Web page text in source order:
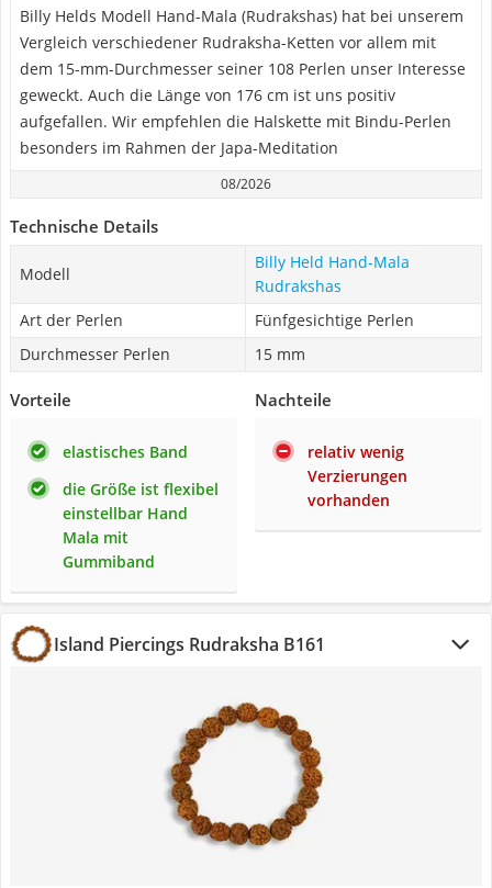
Billy Helds Modell Hand-Mala (Rudrakshas) hat bei unserem
Vergleich verschiedener Rudraksha-Ketten vor allem mit
dem 15-mm-Durchmesser seiner 108 Perlen unser Interesse
geweckt. Auch die Länge von 176 cm ist uns positiv
aufgefallen. Wir empfehlen die Halskette mit Bindu-Perlen
besonders im Rahmen der Japa-Meditation
08/2026
Technische Details
Modell
Billy Held Hand-Mala
Rudrakshas
Art der Perlen
Fünfgesichtige Perlen
Durchmesser Perlen
15 mm
Vorteile
elastisches Band
die Größe ist flexibel
einstellbar Hand
Mala mit
Gummiband
Nachteile
relativ wenig
Verzierungen
vorhanden
Island Piercings Rudraksha B161